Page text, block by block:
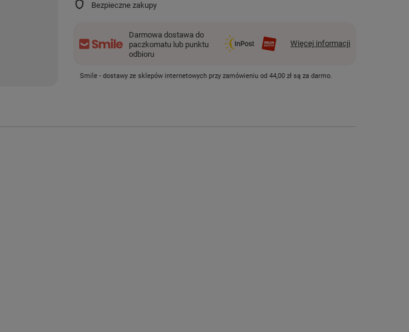
Bezpieczne zakupy
Darmowa dostawa do
paczkomatu lub punktu
odbioru
Więcej informacji
Smile - dostawy ze sklepów internetowych przy zamówieniu od 44,00 zł są za darmo.